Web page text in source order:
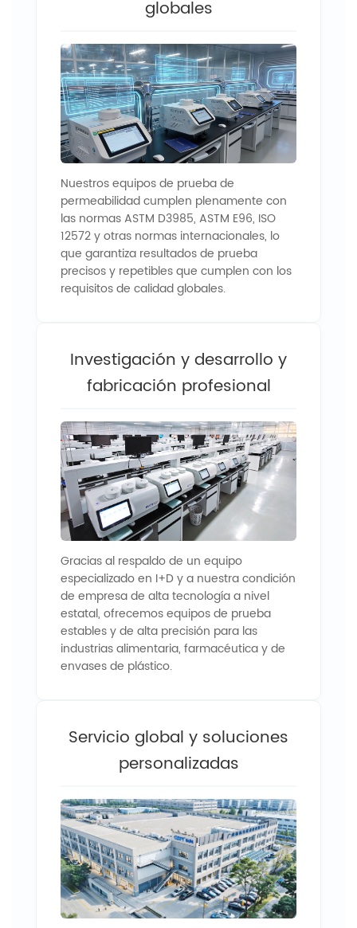
globales
Nuestros equipos de prueba de
permeabilidad cumplen plenamente con
las normas ASTM D3985, ASTM E96, ISO
12572 y otras normas internacionales, lo
que garantiza resultados de prueba
precisos y repetibles que cumplen con los
requisitos de calidad globales.
Investigación y desarrollo y
fabricación profesional
Gracias al respaldo de un equipo
especializado en I+D y a nuestra condición
de empresa de alta tecnología a nivel
estatal, ofrecemos equipos de prueba
estables y de alta precisión para las
industrias alimentaria, farmacéutica y de
envases de plástico.
Servicio global y soluciones
personalizadas